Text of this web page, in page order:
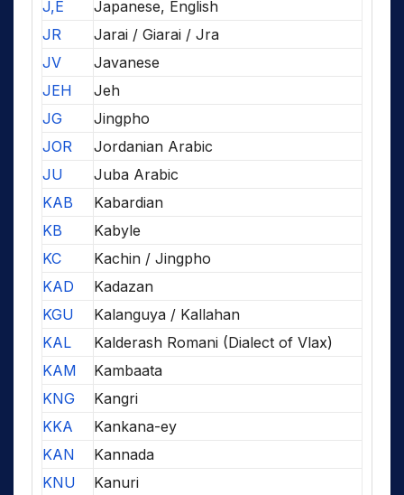
J,E
Japanese, English
JR
Jarai / Giarai / Jra
JV
Javanese
JEH
Jeh
JG
Jingpho
JOR
Jordanian Arabic
JU
Juba Arabic
KAB
Kabardian
KB
Kabyle
KC
Kachin / Jingpho
KAD
Kadazan
KGU
Kalanguya / Kallahan
KAL
Kalderash Romani (Dialect of Vlax)
KAM
Kambaata
KNG
Kangri
KKA
Kankana-ey
KAN
Kannada
KNU
Kanuri